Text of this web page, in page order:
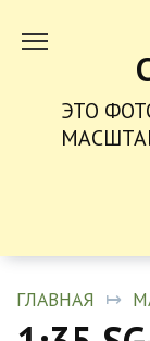
ЭТО
ГЛАВНАЯ